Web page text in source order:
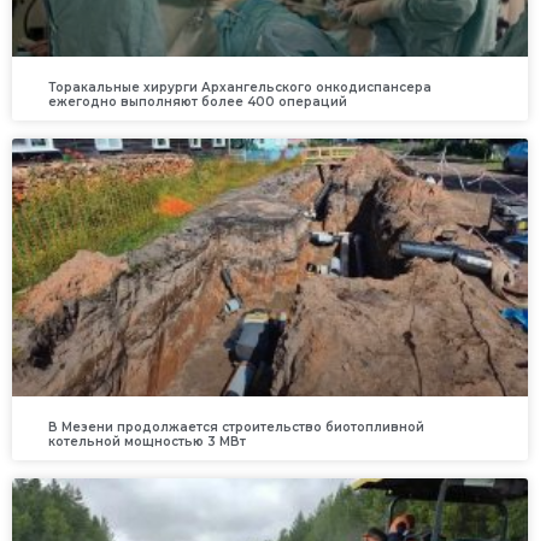
Торакальные хирурги Архангельского онкодиспансера
ежегодно выполняют более 400 операций
В Мезени продолжается строительство биотопливной
котельной мощностью 3 МВт